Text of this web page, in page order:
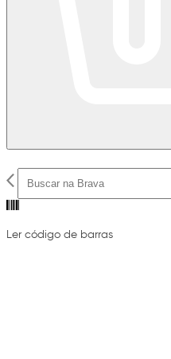
Ler código de barras